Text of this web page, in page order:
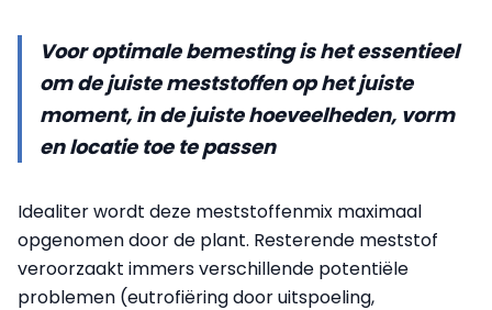
Voor optimale bemesting is het essentieel
om de juiste meststoffen op het juiste
moment, in de juiste hoeveelheden, vorm
en locatie toe te passen
Idealiter wordt deze meststoffenmix maximaal
opgenomen door de plant. Resterende meststof
veroorzaakt immers verschillende potentiële
problemen (eutrofiëring door uitspoeling,